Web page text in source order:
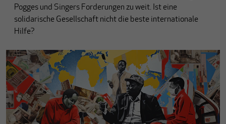
Pogges und Singers Forderungen zu weit. Ist eine
solidarische Gesellschaft nicht die beste internationale
Hilfe?